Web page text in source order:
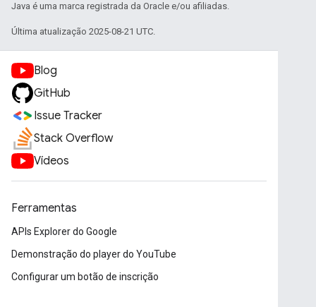
Java é uma marca registrada da Oracle e/ou afiliadas.
Última atualização 2025-08-21 UTC.
Blog
GitHub
Issue Tracker
Stack Overflow
Vídeos
Ferramentas
APIs Explorer do Google
Demonstração do player do YouTube
Configurar um botão de inscrição